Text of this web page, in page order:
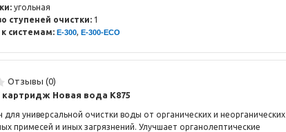
угольная
ступеней очистки: 1
системам: E-300, E-300-ECO
Отзывы (0)
Новая вода К875
для универсальной очистки воды от органических и неорганических
примесей и иных загрязнений. Улучшает органолептические